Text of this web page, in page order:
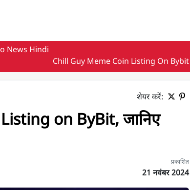
News Hindi
Chill Guy Meme Coin Listing On
शेयर करें:
on ByBit, जानिए
प्रकाशित
21 नवंबर 2024